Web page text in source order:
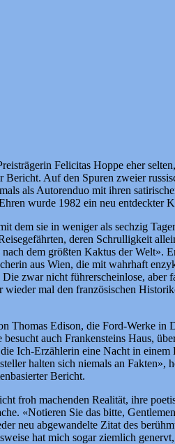
Felicitas Hoppe eher
Bericht. Auf den Spuren zweier
als Autorenduo mit ihren
wurde 1982 ein neu entdeckter
dem sie in weniger als sechzig
deren Schrulligkeit
dem größten Kaktus der Welt».
aus Wien, die mit wahrhaft
zwar nicht führerscheinlose,
mal den französischen
Thomas Edison, die Ford-Werke
auch Frankensteins Haus,
Ich-Erzählerin eine Nacht in
halten sich niemals an Fakten»,
Bericht.
froh machenden Realität, ihre
«Notieren Sie das bitte,
neu abgewandelte Zitat des
hat mich sogar ziemlich